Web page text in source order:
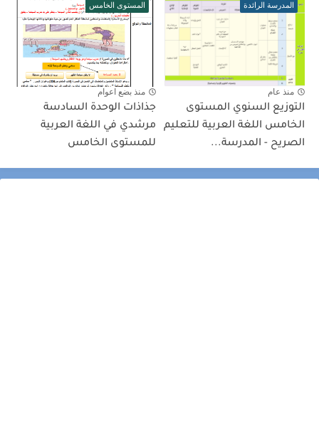
المدرسة الرائدة
منذ عام
التوزيع السنوي المستوى
الخامس اللغة العربية للتعليم
الصريح - المدرسة...
المستوى الخامس
منذ بضع اعوام
جذاذات الوحدة السادسة
مرشدي في اللغة العربية
للمستوى الخامس